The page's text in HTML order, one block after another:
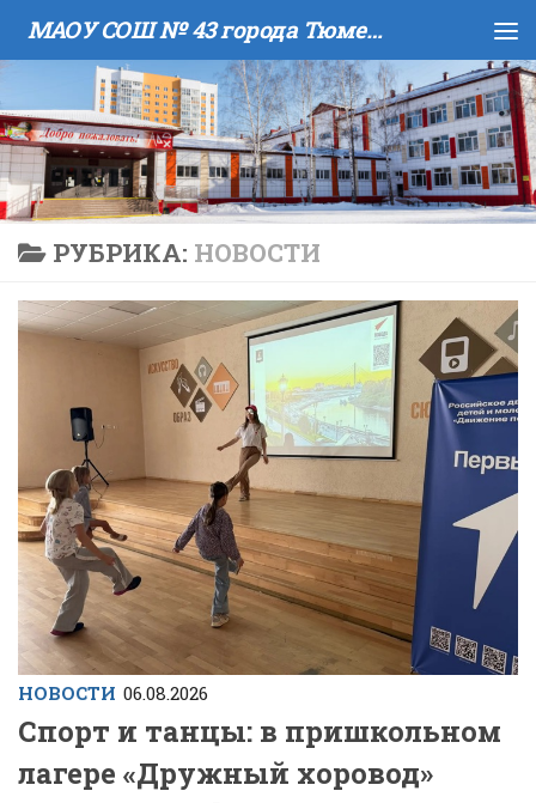
Skip to content МАОУ COШ № 43 города Тюмени имени В.И. Муравленко
РУБРИКА: НОВОСТИ
НОВОСТИ 06.08.2026
Спорт и танцы: в пришкольном
лагере «Дружный хоровод»